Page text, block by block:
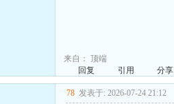
来自： 顶端
回复
引用 分享
78 发表于: 2026-07-24 21:12